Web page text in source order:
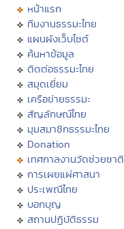
หน้าแรก
ทีมงานธรรมะไทย
แผนผังเว็บไซต์
ค้นหาข้อมูล
ติดต่อธรรมะไทย
สมุดเยี่ยม
เครือข่ายธรรมะ
สัญลักษณ์ไทย
มุมสมาชิกธรรมะไทย
Donation
เทศกาลงานวัดช่วยชาติ
การเผยแผ่ศาสนา
ประเพณีไทย
บอกบุญ
สถานปฏิบัติธรรม